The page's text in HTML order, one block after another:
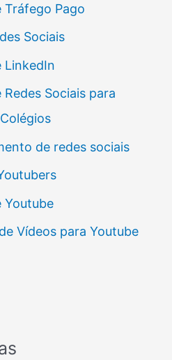
Tráfego Pago
Sociais
LinkedIn
Redes Sociais para
de redes sociais
Youtube
Vídeos para Youtube